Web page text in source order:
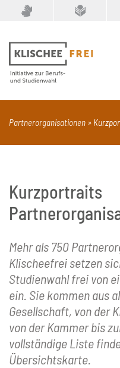
Suchbegriff
PDF Seite mit
Partnerorganisationen
Kurzportraits
Mehr als 750
Klischeefrei setzen
Studienwahl frei von
ein. Sie kommen aus
Gesellschaft, von der
von der Kammer bis
vollständige Liste
Übersichtskarte.